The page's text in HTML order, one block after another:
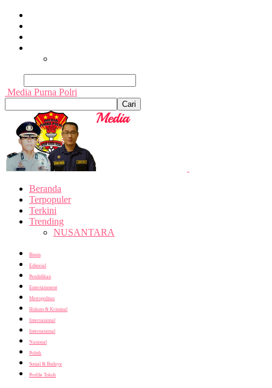
Media Purna Polri
Beranda
Terpopuler
Terkini
Trending
NUSANTARA
Bisnis
Editorial
Pendidikan
Entertainment
Metropolitan
Hukum & Kriminal
Internasional
Internasional
Nasional
Politik
Sosial & Budaya
Profile Tokoh